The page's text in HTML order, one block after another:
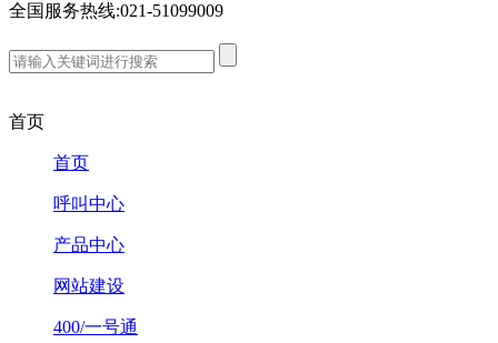
全国服务热线:021-51099009
首页
首页
呼叫中心
产品中心
网站建设
400/一号通